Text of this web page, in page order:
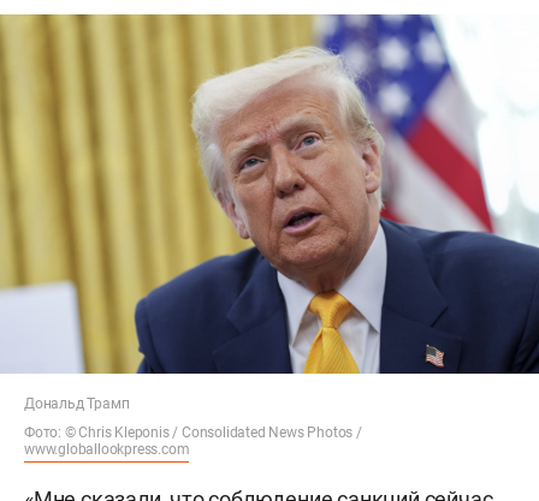
Дональд Трамп
Фото: © Chris Kleponis / Consolidated News Photos /
www.globallookpress.com